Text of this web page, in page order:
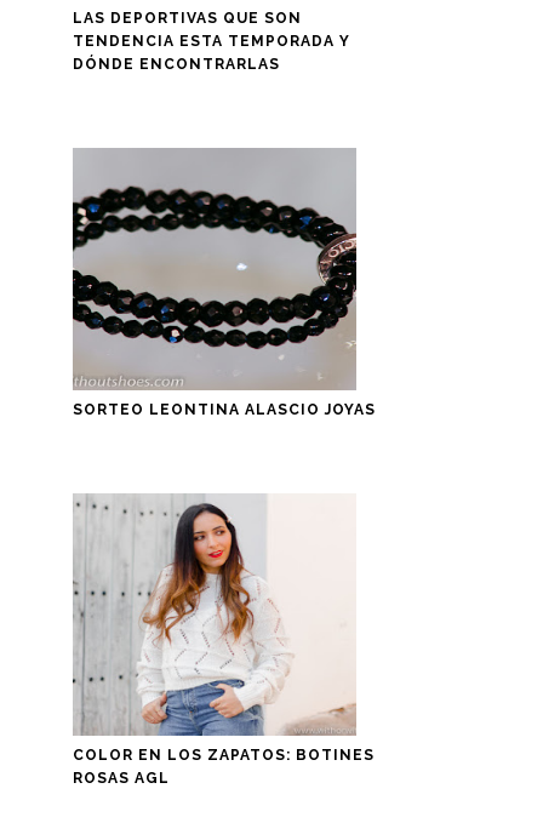
LAS DEPORTIVAS QUE SON
TENDENCIA ESTA TEMPORADA Y
DÓNDE ENCONTRARLAS
SORTEO LEONTINA ALASCIO JOYAS
COLOR EN LOS ZAPATOS: BOTINES
ROSAS AGL